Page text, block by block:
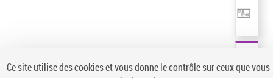
Ce site utilise des cookies et vous donne le contrôle sur ceux que vous